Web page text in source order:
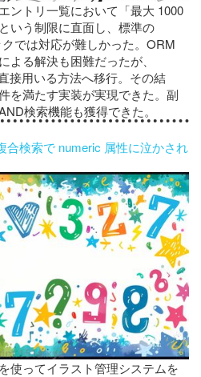
ントリ一覧において「最大 1000
いう制限に直面し、標準の
では対応が難しかった。ORM
る解決も困難だったが、
接用いる方法へ移行。その結
を満たす実装が実現できた。副
検索機能も獲得できた。
合検索で numeric 属性に泣かされ
使ってイラスト管理システムを